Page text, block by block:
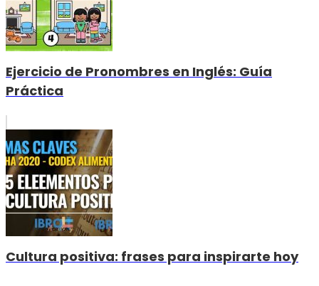
Ejercicio de Pronombres en Inglés: Guía
Práctica
Cultura positiva: frases para inspirarte hoy